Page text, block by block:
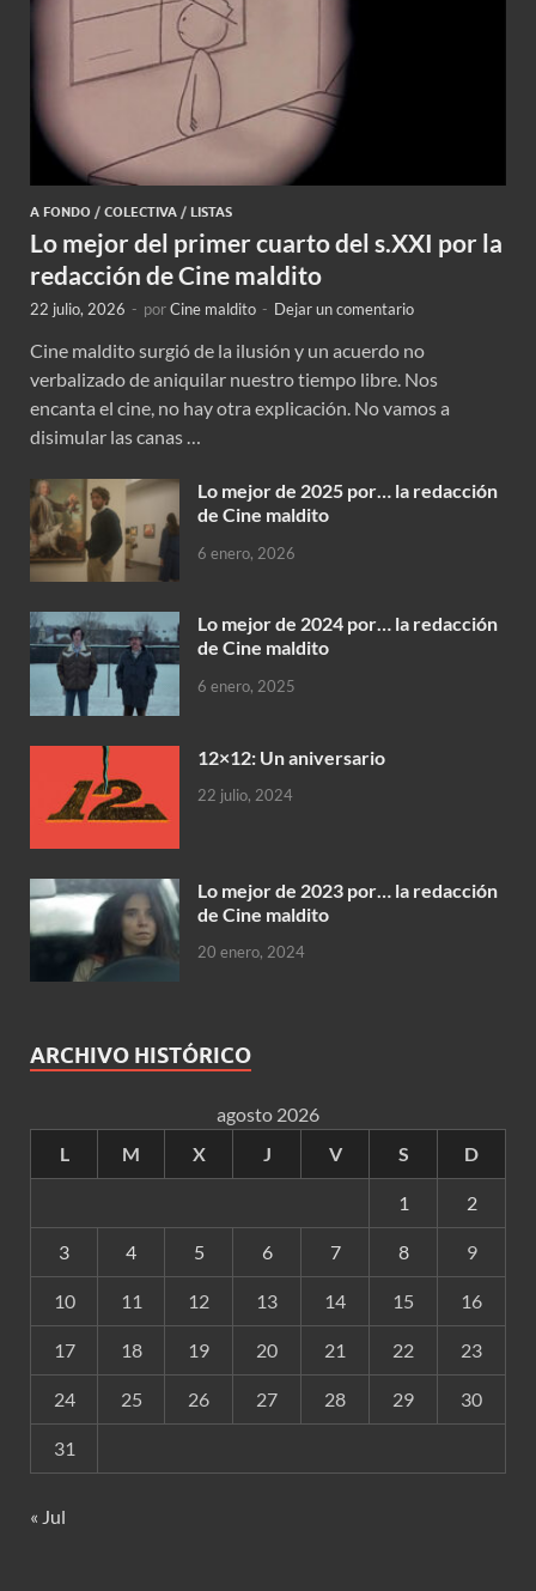
A FONDO / COLECTIVA / LISTAS
Lo mejor del primer cuarto del s.XXI por la
redacción de Cine maldito
22 julio, 2026 - porCine maldito - Dejar un comentario
Cine maldito surgió de la ilusión y un acuerdo no
verbalizado de aniquilar nuestro tiempo libre. Nos
encanta el cine, no hay otra explicación. No vamos a
disimular las canas …
Lo mejor de 2025 por… la redacción
de Cine maldito
6 enero, 2026
Lo mejor de 2024 por… la redacción
de Cine maldito
6 enero, 2025
12×12: Un aniversario
22 julio, 2024
Lo mejor de 2023 por… la redacción
de Cine maldito
20 enero, 2024
ARCHIVO HISTÓRICO
agosto 2026
L
M X J V S D
1 2
3 4 5 6 7 8 9
10 11 12 13 14 15 16
17 18 19 20 21 22 23
24 25 26 27 28 29 30
31
« Jul